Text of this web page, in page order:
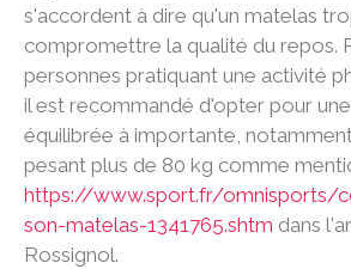
s'accordent à dire qu'un matelas
compromettre la qualité du repos.
personnes pratiquant une activité
il est recommandé d'opter pour
équilibrée à importante,
pesant plus de 80 kg comme
https://www.sport.fr/omnisports/
son-matelas-1341765.shtm dans
Rossignol.